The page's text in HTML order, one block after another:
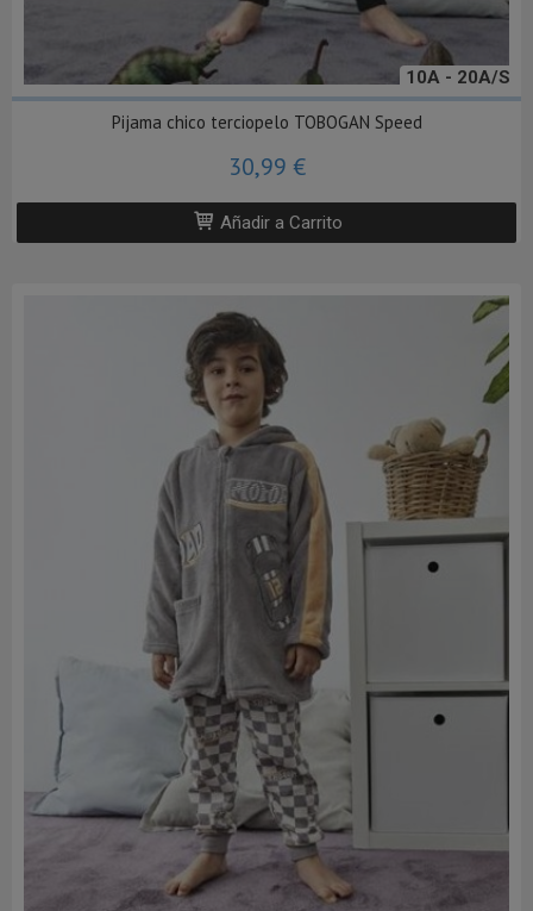
10A - 20A/S
Pijama chico terciopelo TOBOGAN Speed
30,99 €
Añadir a Carrito